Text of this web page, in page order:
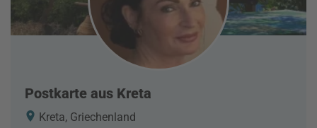
Postkarte aus Kreta
Kreta, Griechenland